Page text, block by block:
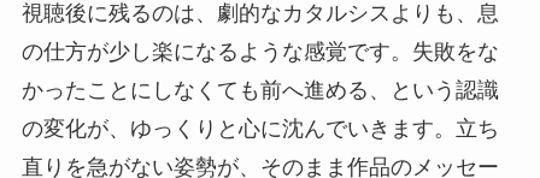
視聴後に残るのは、劇的なカタルシスよりも、息
の仕方が少し楽になるような感覚です。失敗をな
かったことにしなくても前へ進める、という認識
の変化が、ゆっくりと心に沈んでいきます。立ち
直りを急がない姿勢が、そのまま作品のメッセー